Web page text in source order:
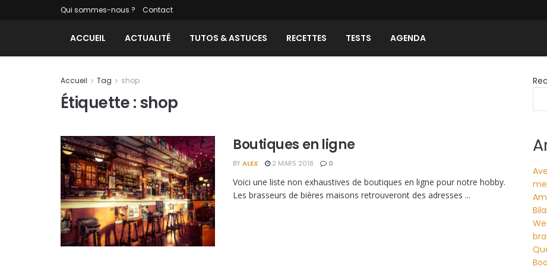
Qui sommes-nous ? Contact
ACCUEIL ACTUALITÉ TUTOS & ASTUCES RECETTES TESTS AGENDA
Accueil Tag shop
Étiquette :shop
Boutiques en ligne
BY ALEX 2 MARS 2018 0
Voici une liste non exhaustives de boutiques en ligne pour notre hobby.
Les brasseurs de bières maisons retrouveront des adresses ...